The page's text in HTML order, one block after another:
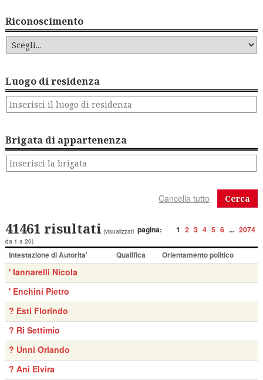
Riconoscimento
Luogo di residenza
Brigata di appartenenza
Cerca
pagina: 1 2 3 4 5 6 ... 2074
41461 risultati (visualizzati
da 1 a 20)
Intestazione di Autorita' Qualifica Orientamento politico
' Iannarelli Nicola
' Enchini Pietro
? Esti Florindo
? Ri Settimio
? Unni Orlando
? Ani Elvira